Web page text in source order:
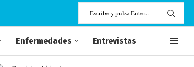
Enfermedades Entrevistas